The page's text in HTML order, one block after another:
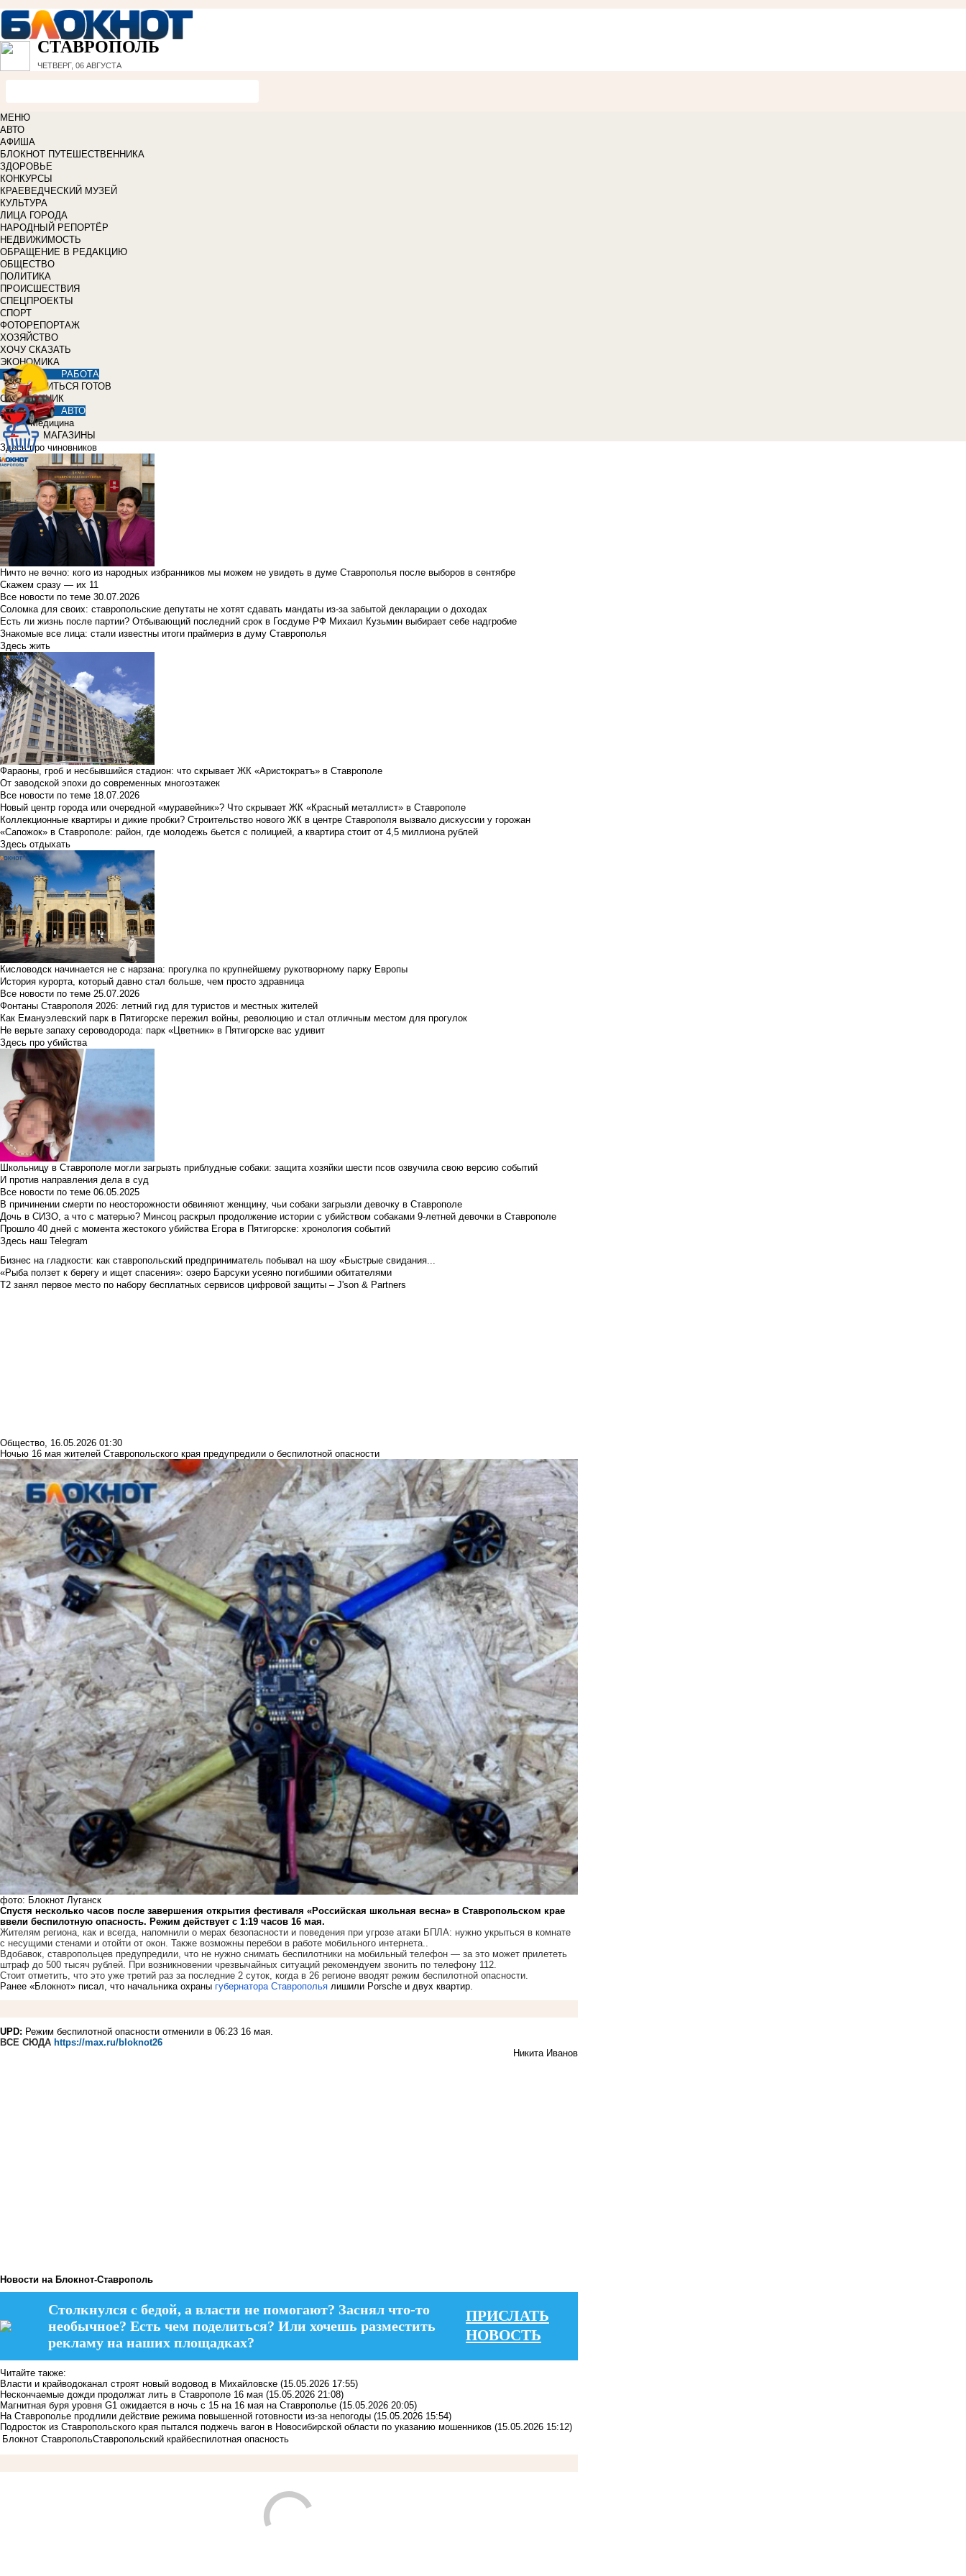
СТАВРОПОЛЬ
ЧЕТВЕРГ, 06 АВГУСТА
МЕНЮ
АВТО
АФИША
БЛОКНОТ ПУТЕШЕСТВЕННИКА
ЗДОРОВЬЕ
КОНКУРСЫ
КРАЕВЕДЧЕСКИЙ МУЗЕЙ
КУЛЬТУРА
ЛИЦА ГОРОДА
НАРОДНЫЙ РЕПОРТЁР
НЕДВИЖИМОСТЬ
ОБРАЩЕНИЕ В РЕДАКЦИЮ
ОБЩЕСТВО
ПОЛИТИКА
ПРОИСШЕСТВИЯ
СПЕЦПРОЕКТЫ
СПОРТ
ФОТОРЕПОРТАЖ
ХОЗЯЙСТВО
ХОЧУ СКАЗАТЬ
ЭКОНОМИКА
РАБОТА
УЧИТЬСЯ ГОТОВ
СПРАВОЧНИК
АВТО
Медицина
МАГАЗИНЫ
Здесь про чиновников
Ничто не вечно: кого из народных избранников мы можем не увидеть в думе Ставрополья после выборов в сентябре
Скажем сразу — их 11
Все новости по теме 30.07.2026
Соломка для своих: ставропольские депутаты не хотят сдавать мандаты из-за забытой декларации о доходах
Есть ли жизнь после партии? Отбывающий последний срок в Госдуме РФ Михаил Кузьмин выбирает себе надгробие
Знакомые все лица: стали известны итоги праймериз в думу Ставрополья
Здесь жить
Фараоны, гроб и несбывшийся стадион: что скрывает ЖК «Аристократъ» в Ставрополе
От заводской эпохи до современных многоэтажек
Все новости по теме 18.07.2026
Новый центр города или очередной «муравейник»? Что скрывает ЖК «Красный металлист» в Ставрополе
Коллекционные квартиры и дикие пробки? Строительство нового ЖК в центре Ставрополя вызвало дискуссии у горожан
«Сапожок» в Ставрополе: район, где молодежь бьется с полицией, а квартира стоит от 4,5 миллиона рублей
Здесь отдыхать
Кисловодск начинается не с нарзана: прогулка по крупнейшему рукотворному парку Европы
История курорта, который давно стал больше, чем просто здравница
Все новости по теме 25.07.2026
Фонтаны Ставрополя 2026: летний гид для туристов и местных жителей
Как Емануэлевский парк в Пятигорске пережил войны, революцию и стал отличным местом для прогулок
Не верьте запаху сероводорода: парк «Цветник» в Пятигорске вас удивит
Здесь про убийства
Школьницу в Ставрополе могли загрызть приблудные собаки: защита хозяйки шести псов озвучила свою версию событий
И против направления дела в суд
Все новости по теме 06.05.2025
В причинении смерти по неосторожности обвиняют женщину, чьи собаки загрызли девочку в Ставрополе
Дочь в СИЗО, а что с матерью? Минсоц раскрыл продолжение истории с убийством собаками 9-летней девочки в Ставрополе
Прошло 40 дней с момента жестокого убийства Егора в Пятигорске: хронология событий
Здесь наш Telegram
Бизнес на гладкости: как ставропольский предприниматель побывал на шоу «Быстрые свидания...
«Рыба ползет к берегу и ищет спасения»: озеро Барсуки усеяно погибшими обитателями
Т2 занял первое место по набору бесплатных сервисов цифровой защиты – J'son & Partners
Общество, 16.05.2026 01:30
Ночью 16 мая жителей Ставропольского края предупредили о беспилотной опасности
фото: Блокнот Луганск
Спустя несколько часов после завершения открытия фестиваля «Российская школьная весна» в Ставропольском крае
ввели беспилотную опасность. Режим действует с 1:19 часов 16 мая.
Жителям региона, как и всегда, напомнили о мерах безопасности и поведения при угрозе атаки БПЛА: нужно укрыться в комнате
с несущими стенами и отойти от окон. Также возможны перебои в работе мобильного интернета..
Вдобавок, ставропольцев предупредили, что не нужно снимать беспилотники на мобильный телефон — за это может прилететь
штраф до 500 тысяч рублей. При возникновении чрезвычайных ситуаций рекомендуем звонить по телефону 112.
Стоит отметить, что это уже третий раз за последние 2 суток, когда в 26 регионе вводят режим беспилотной опасности.
Ранее «Блокнот» писал, что начальника охраны губернатора Ставрополья лишили Porsche и двух квартир.
UPD: Режим беспилотной опасности отменили в 06:23 16 мая.
ВСЕ СЮДА https://max.ru/bloknot26
Никита Иванов
Новости на Блoкнoт-Ставрополь
Столкнулся с бедой, а власти не помогают? Заснял что-то
необычное? Есть чем поделиться? Или хочешь разместить
рекламу на наших площадках?
ПРИСЛАТЬ
НОВОСТЬ
Читайте также:
Власти и крайводоканал строят новый водовод в Михайловске (15.05.2026 17:55)
Нескончаемые дожди продолжат лить в Ставрополе 16 мая (15.05.2026 21:08)
Магнитная буря уровня G1 ожидается в ночь с 15 на 16 мая на Ставрополье (15.05.2026 20:05)
На Ставрополье продлили действие режима повышенной готовности из-за непогоды (15.05.2026 15:54)
Подросток из Ставропольского края пытался поджечь вагон в Новосибирской области по указанию мошенников (15.05.2026 15:12)
Блокнот СтавропольСтавропольский крайбеспилотная опасность